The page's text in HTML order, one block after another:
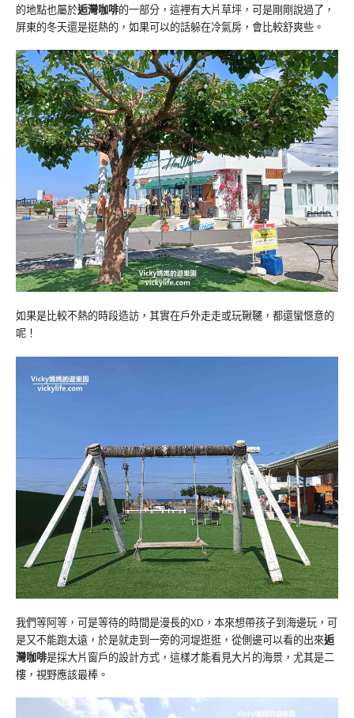
的地點也屬於逅灣咖啡的一部分，這裡有大片草坪，可是剛剛說過了，
屏東的冬天還是挺熱的，如果可以的話躲在冷氣房，會比較舒爽些。
如果是比較不熱的時段造訪，其實在戶外走走或玩鞦韆，都還蠻愜意的
呢！
我們等阿等，可是等待的時間是漫長的XD，本來想帶孩子到海邊玩，可
是又不能跑太遠，於是就走到一旁的河堤逛逛，從側邊可以看的出來逅
灣咖啡是採大片窗戶的設計方式，這樣才能看見大片的海景，尤其是二
樓，視野應該最棒。